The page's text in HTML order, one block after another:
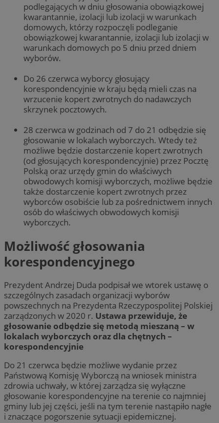
podlegających w dniu głosowania obowiązkowej
kwarantannie, izolacji lub izolacji w warunkach
domowych, którzy rozpoczęli podleganie
obowiązkowej kwarantannie, izolacji lub izolacji w
warunkach domowych po 5 dniu przed dniem
wyborów.
Do 26 czerwca wyborcy głosujący
korespondencyjnie w kraju będą mieli czas na
wrzucenie kopert zwrotnych do nadawczych
skrzynek pocztowych.
28 czerwca w godzinach od 7 do 21 odbędzie się
głosowanie w lokalach wyborczych. Wtedy też
możliwe będzie dostarczenie kopert zwrotnych
(od głosujących korespondencyjnie) przez Pocztę
Polską oraz urzędy gmin do właściwych
obwodowych komisji wyborczych, możliwe będzie
także dostarczenie kopert zwrotnych przez
wyborców osobiście lub za pośrednictwem innych
osób do właściwych obwodowych komisji
wyborczych.
Możliwość głosowania
korespondencyjnego
Prezydent Andrzej Duda podpisał we wtorek ustawę o
szczególnych zasadach organizacji wyborów
powszechnych na Prezydenta Rzeczypospolitej Polskiej
zarządzonych w 2020 r. Ustawa przewiduje, że
głosowanie odbędzie się metodą mieszaną – w
lokalach wyborczych oraz dla chętnych –
korespondencyjnie
Do 21 czerwca będzie możliwe wydanie przez
Państwową Komisję Wyborczą na wniosek ministra
zdrowia uchwały, w której zarządza się wyłączne
głosowanie korespondencyjne na terenie co najmniej
gminy lub jej części, jeśli na tym terenie nastąpiło nagłe
i znaczące pogorszenie sytuacji epidemicznej.